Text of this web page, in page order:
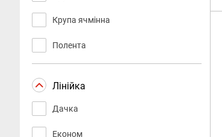
Крупа ячмінна
Полента
Лінійка
Дачка
Економ